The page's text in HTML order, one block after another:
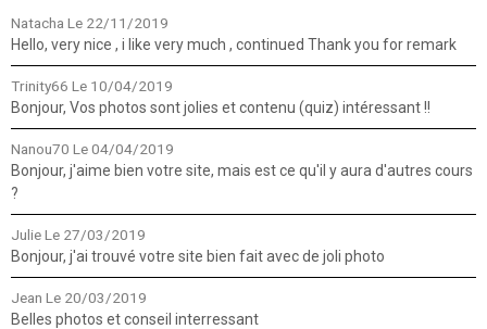
Natacha Le 22/11/2019
Hello, very nice , i like very much , continued Thank you for remark
Trinity66 Le 10/04/2019
Bonjour, Vos photos sont jolies et contenu (quiz) intéressant !!
Nanou70 Le 04/04/2019
Bonjour, j'aime bien votre site, mais est ce qu'il y aura d'autres cours
?
JulieLe 27/03/2019
Bonjour, j'ai trouvé votre site bien fait avec de joli photo
Jean Le 20/03/2019
Belles photos et conseil interressant